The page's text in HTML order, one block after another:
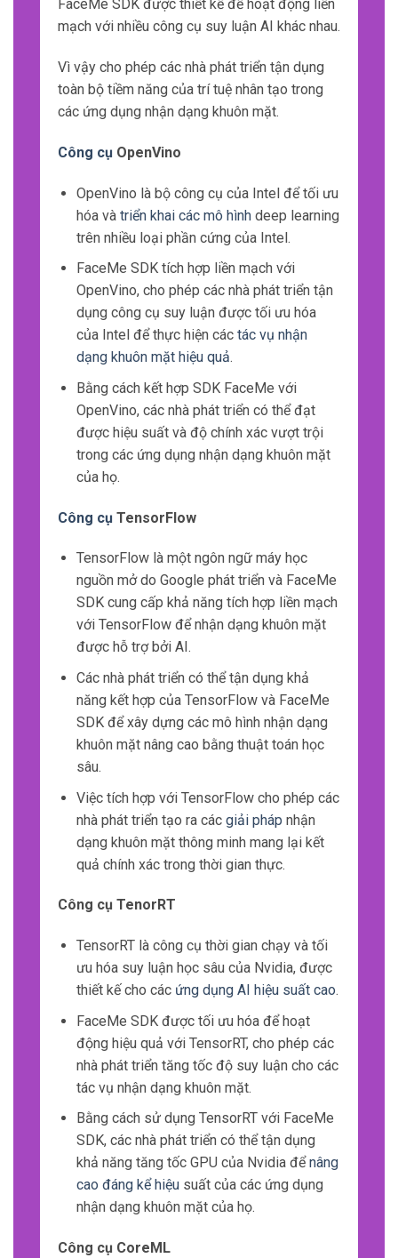
FaceMe SDK được thiết kế để hoạt động liền
mạch với nhiều công cụ suy luận AI khác nhau.
Vì vậy cho phép các nhà phát triển tận dụng
toàn bộ tiềm năng của trí tuệ nhân tạo trong
các ứng dụng nhận dạng khuôn mặt.
Công cụ OpenVino
OpenVino là bộ công cụ của Intel để tối ưu
hóa và triển khai các mô hìnhdeep learning
trên nhiều loại phần cứng của Intel.
FaceMe SDK tích hợp liền mạch với
OpenVino, cho phép các nhà phát triển tận
dụng công cụ suy luận được tối ưu hóa
của Intel để thực hiện các tác vụ nhận
dạng khuôn mặt hiệu quả.
Bằng cách kết hợp SDK FaceMe với
OpenVino, các nhà phát triển có thể đạt
được hiệu suất và độ chính xác vượt trội
trong các ứng dụng nhận dạng khuôn mặt
của họ.
Công cụ TensorFlow
TensorFlow là một ngôn ngữ máy học
nguồn mở do Google phát triển và FaceMe
SDK cung cấp khả năng tích hợp liền mạch
với TensorFlow để nhận dạng khuôn mặt
được hỗ trợ bởi AI.
Các nhà phát triển có thể tận dụng khả
năng kết hợp của TensorFlow và FaceMe
SDK để xây dựng các mô hình nhận dạng
khuôn mặt nâng cao bằng thuật toán học
sâu.
Việc tích hợp với TensorFlow cho phép các
nhà phát triển tạo ra các giải pháp nhận
dạng khuôn mặt thông minh mang lại kết
quả chính xác trong thời gian thực.
Công cụ TenorRT
TensorRT là công cụ thời gian chạy và tối
ưu hóa suy luận học sâu của Nvidia, được
thiết kế cho các ứng dụng AI hiệu suất cao.
FaceMe SDK được tối ưu hóa để hoạt
động hiệu quả với TensorRT, cho phép các
nhà phát triển tăng tốc độ suy luận cho các
tác vụ nhận dạng khuôn mặt.
Bằng cách sử dụng TensorRT với FaceMe
SDK, các nhà phát triển có thể tận dụng
khả năng tăng tốc GPU của Nvidia đểnâng
cao đáng kể hiệusuất của các ứng dụng
nhận dạng khuôn mặt của họ.
Công cụ CoreML